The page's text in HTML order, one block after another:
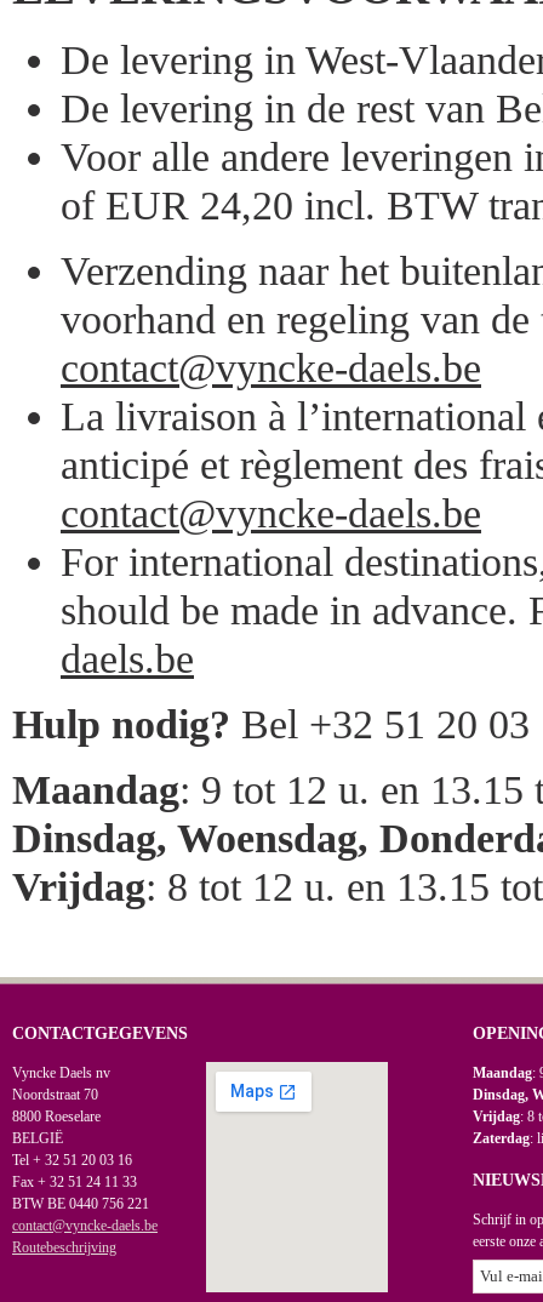
De levering in West-
De levering in de rest van
Voor alle andere
of EUR 24,20 incl. BTW
Verzending naar het
voorhand en regeling van
contact@vyncke-daels.be
La livraison à l’international
anticipé et règlement des
contact@vyncke-daels.be
For international
should be made in advance.
daels.be
Hulp nodig? Bel +32 51 20 03
Maandag: 9 tot 12 u. en 13.15
Dinsdag, Woensdag,
Vrijdag: 8 tot 12 u. en 13.15
CONTACTGEGEVENS
Vyncke Daels nv
Noordstraat 70
8800 Roeselare
BELGIË
Tel + 32 51 20 03 16
Fax + 32 51 24 11 33
BTW BE 0440 756 221
contact@vyncke-daels.be
Routebeschrijving
Maandag:
Dinsdag,
Vrijdag: 8
Zaterdag:
Schrijf in
eerste onze